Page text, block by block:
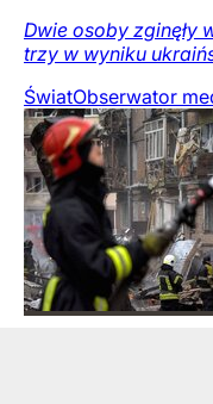
Dwie osoby zginęły
trzy w wyniku
ŚwiatObserwator